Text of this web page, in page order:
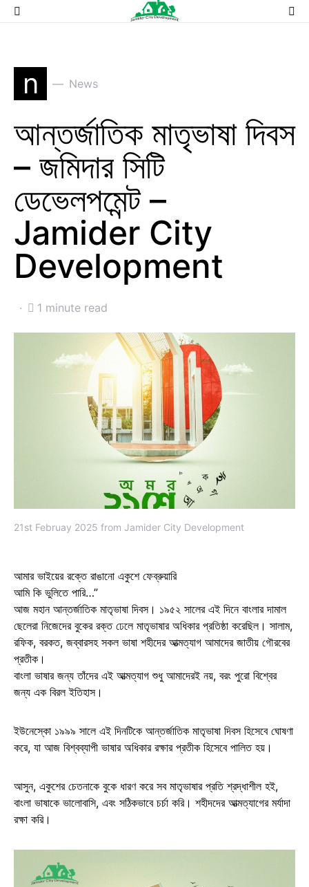
n News
আন্তর্জাতিক মাতৃভাষা দিবস
– জমিদার সিটি
ডেভেলপমেন্ট –
Jamider City
Development
1 minute read
21st Februay 2025 from Jamider City Development
আমার ভাইয়ের রক্তে রাঙানো একুশে ফেব্রুয়ারি
আমি কি ভুলিতে পারি…”
আজ মহান আন্তর্জাতিক মাতৃভাষা দিবস। ১৯৫২ সালের এই দিনে বাংলার দামাল
ছেলেরা নিজেদের বুকের রক্ত ঢেলে মাতৃভাষার অধিকার প্রতিষ্ঠা করেছিল। সালাম,
রফিক, বরকত, জব্বারসহ সকল ভাষা শহীদের আত্মত্যাগ আমাদের জাতীয় গৌরবের
প্রতীক।
বাংলা ভাষার জন্য তাঁদের এই আত্মত্যাগ শুধু আমাদেরই নয়, বরং পুরো বিশ্বের
জন্য এক বিরল ইতিহাস।
ইউনেস্কো ১৯৯৯ সালে এই দিনটিকে আন্তর্জাতিক মাতৃভাষা দিবস হিসেবে ঘোষণা
করে, যা আজ বিশ্বব্যাপী ভাষার অধিকার রক্ষার প্রতীক হিসেবে পালিত হয়।
আসুন, একুশের চেতনাকে বুকে ধারণ করে সব মাতৃভাষার প্রতি শ্রদ্ধাশীল হই,
বাংলা ভাষাকে ভালোবাসি, এবং সঠিকভাবে চর্চা করি। শহীদদের আত্মত্যাগের মর্যাদা
রক্ষা করি।